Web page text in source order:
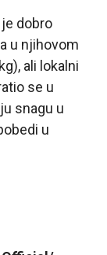
dobro
u njihovom
ali lokalni
se u
snagu u
u